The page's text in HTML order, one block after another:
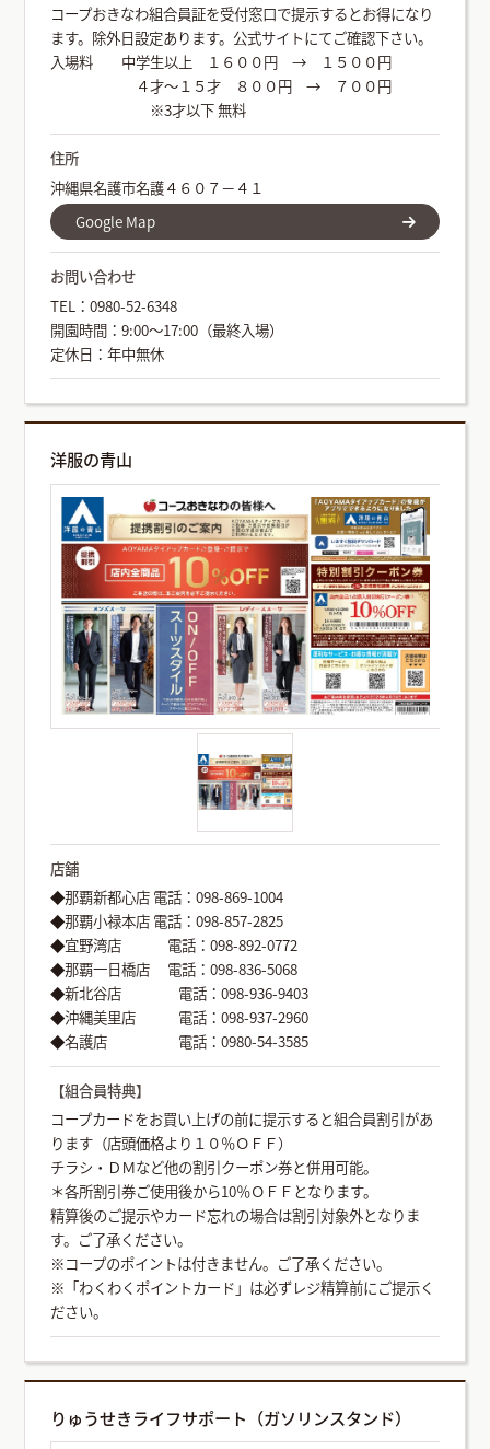
コープおきなわ組合員証を受付窓口で提示するとお得になり
ます。除外日設定あります。公式サイトにてご確認下さい。
入場料 中学生以上 １６００円 → １５００円
４才～１５才 ８００円 → ７００円
※3才以下 無料
住所
沖縄県名護市名護４６０７－４１
Google Map
お問い合わせ
TEL：0980-52-6348
開園時間：9:00～17:00（最終入場）
定休日：年中無休
洋服の青山
店舗
◆那覇新都心店 電話：098-869-1004
◆那覇小禄本店 電話：098-857-2825
◆宜野湾店 電話：098-892-0772
◆那覇一日橋店 電話：098-836-5068
◆新北谷店 電話：098-936-9403
◆沖縄美里店 電話：098-937-2960
◆名護店 電話：0980-54-3585
【組合員特典】
コープカードをお買い上げの前に提示すると組合員割引があ
ります（店頭価格より１０％ＯＦＦ）
チラシ・ＤＭなど他の割引クーポン券と併用可能。
＊各所割引券ご使用後から10％ＯＦＦとなります。
精算後のご提示やカード忘れの場合は割引対象外となりま
す。ご了承ください。
※コープのポイントは付きません。ご了承ください。
※「わくわくポイントカード」は必ずレジ精算前にご提示く
ださい。
りゅうせきライフサポート（ガソリンスタンド）